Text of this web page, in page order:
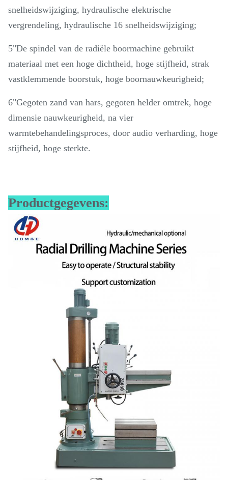
snelheidswijziging, hydraulische elektrische
vergrendeling, hydraulische 16 snelheidswijziging;
5"De spindel van de radiële boormachine gebruikt
materiaal met een hoge dichtheid, hoge stijfheid, strak
vastklemmende boorstuk, hoge boornauwkeurigheid;
6"Gegoten zand van hars, gegoten helder omtrek, hoge
dimensie nauwkeurigheid, na vier
warmtebehandelingsproces, door audio verharding, hoge
stijfheid, hoge sterkte.
Productgegevens: